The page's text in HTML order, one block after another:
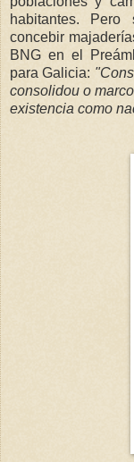
habitantes.
concebir
BNG en el
para Galicia:
consolidou o
existencia como